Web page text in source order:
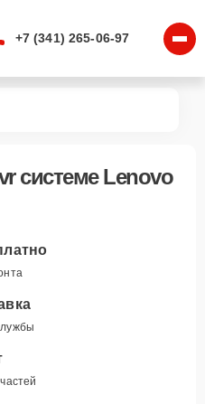
+7 (341) 265-06-97
системе Lenovo